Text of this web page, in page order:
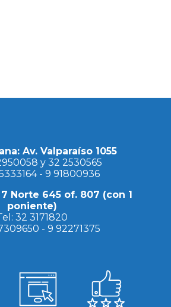
Av. Valparaíso 1055
y 32 2530565
- 9 91800936
Norte 645 of. 807 (con 1
poniente)
32 3171820
-9 92271375